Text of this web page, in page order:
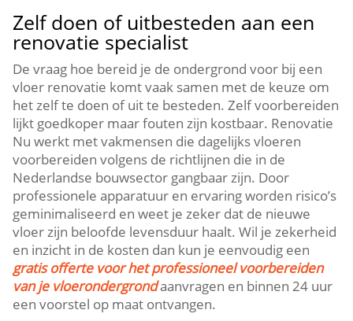
Zelf doen of uitbesteden aan een
renovatie specialist
De vraag hoe bereid je de ondergrond voor bij een
vloer renovatie komt vaak samen met de keuze om
het zelf te doen of uit te besteden.​ Zelf voorbereiden
lijkt goedkoper maar fouten zijn kostbaar.​ Renovatie
Nu werkt met vakmensen die dagelijks vloeren
voorbereiden volgens de richtlijnen die in de
Nederlandse bouwsector gangbaar zijn.​ Door
professionele apparatuur en ervaring worden risico’s
geminimaliseerd en weet je zeker dat de nieuwe
vloer zijn beloofde levensduur haalt.​ Wil je zekerheid
en inzicht in de kosten dan kun je eenvoudig een
gratis offerte voor het professioneel voorbereiden
van je vloerondergrondaanvragen en binnen 24 uur
een voorstel op maat ontvangen.​